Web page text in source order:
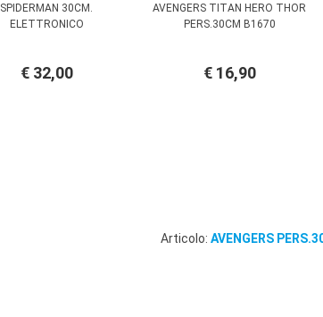
SPIDERMAN 30CM.
ELETTRONICO
€ 32,00
AVENGERS TITAN HERO THOR
PERS.30CM B1670
€ 16,90
Articolo: AVENGERS